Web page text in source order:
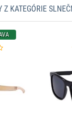
Z KATEGÓRIE